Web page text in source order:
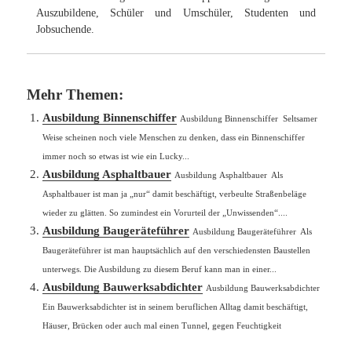
Studenten und Jobsuchende.
Ausbildung Binnenschiffer
Weise scheinen noch viele Menschen zu denken, dass ein Binnenschiffer
immer noch so etwas ist wie ein Lucky...
Ausbildung Asphaltbauer Ausbildung Asphaltbauer Als
Asphaltbauer ist man ja „nur“ damit beschäftigt, verbeulte Straßenbeläge
wieder zu glätten. So zumindest ein Vorurteil der „Unwissenden“....
Ausbildung Baugeräteführer Ausbildung Baugeräteführer Als
Baugeräteführer ist man hauptsächlich auf den verschiedensten Baustellen
unterwegs. Die Ausbildung zu diesem Beruf kann man in einer...
Ausbildung Bauwerksabdichter Ausbildung Bauwerksabdichter
Ein Bauwerksabdichter ist in seinem beruflichen Alltag damit beschäftigt,
Häuser, Brücken oder auch mal einen Tunnel, gegen Feuchtigkeit
abzudichten....